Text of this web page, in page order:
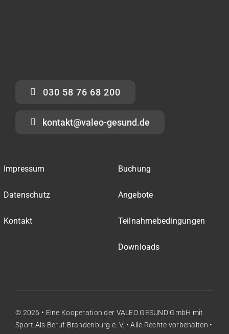
030 58 76 68 200
kontakt@valeo-gesund.de
Impressum
Datenschutz
Kontakt
Buchung
Angebote
Teilnahmebedingungen
Downloads
© 2026 • Eine Kooperation der VALEO GESUND GmbH mit
Sport Als Beruf Brandenburg e. V. • Alle Rechte vorbehalten •